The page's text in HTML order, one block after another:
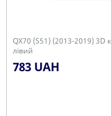
QX70 (S51) (2013-2019) 3D
лівий
783 UAH